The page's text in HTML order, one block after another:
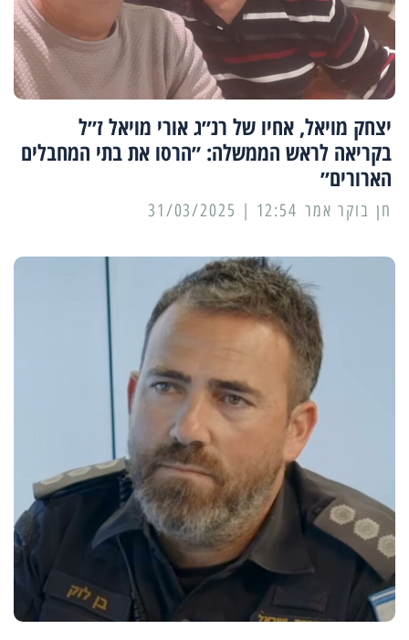
יצחק מויאל, אחיו של רנ״ג אורי מויאל ז״ל
בקריאה לראש הממשלה: ״הרסו את בתי המחבלים
הארורים״
12:54 | 31/03/2025